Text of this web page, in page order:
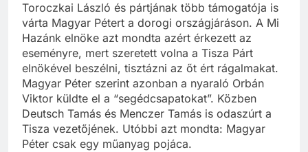
Toroczkai László és pártjának több támogatója is
várta Magyar Pétert a dorogi országjáráson. A Mi
Hazánk elnöke azt mondta azért érkezett az
eseményre, mert szeretett volna a Tisza Párt
elnökével beszélni, tisztázni az őt ért rágalmakat.
Magyar Péter szerint azonban a nyaraló Orbán
Viktor küldte el a “segédcsapatokat”. Közben
Deutsch Tamás és Menczer Tamás is odaszúrt a
Tisza vezetőjének. Utóbbi azt mondta: Magyar
Péter csak egy műanyag pojáca.